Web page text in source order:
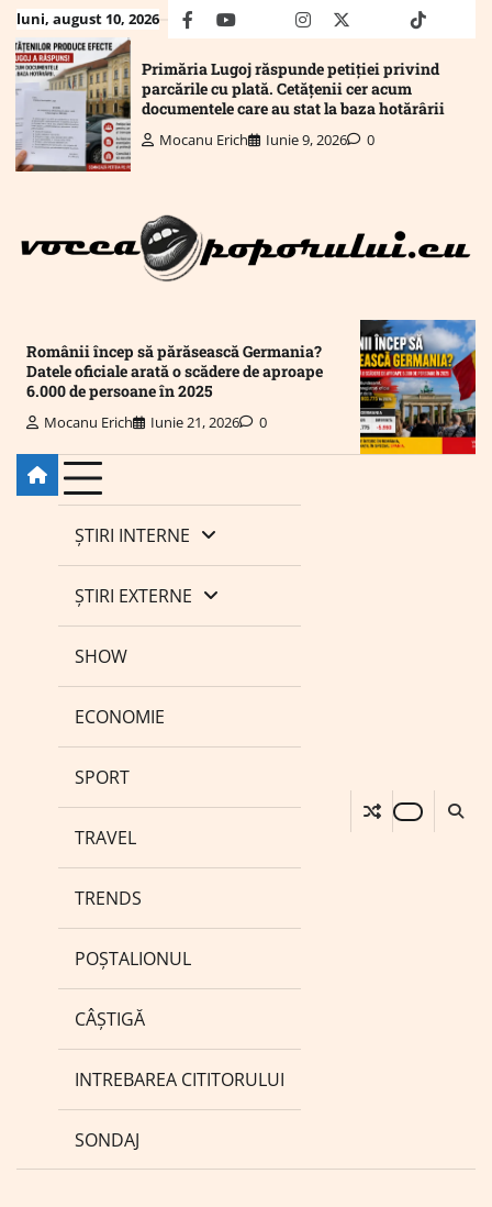
Skip
to
content
luni, august 10, 2026 facebookyoutubeMailinstagram
twitter truthtiktok
Primăria Lugoj răspunde petiției privind
parcările cu plată. Cetățenii cer acum
documentele care au stat la baza hotărârii
Mocanu Erich Iunie 9, 2026 0
Românii încep să părăsească Germania?
Datele oficiale arată o scădere de aproape
6.000 de persoane în 2025
Mocanu Erich Iunie 21, 2026 0
ȘTIRI INTERNE
ȘTIRI EXTERNE
SHOW
ECONOMIE
SPORT
TRAVEL
TRENDS
POȘTALIONUL
CÂȘTIGĂ
INTREBAREA CITITORULUI
SONDAJ